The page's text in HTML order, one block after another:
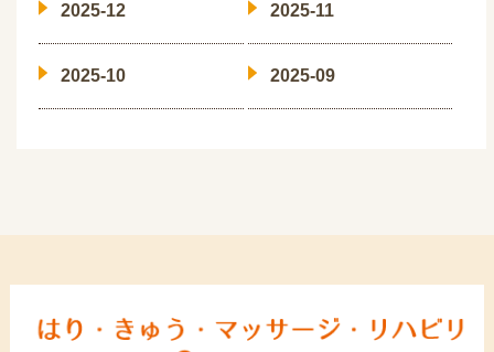
2025-12 2025-11
2025-10 2025-09